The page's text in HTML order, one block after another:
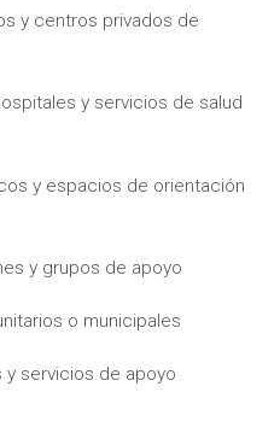
y centros privados de
y servicios de salud
y espacios de orientación
y grupos de apoyo
o municipales
servicios de apoyo